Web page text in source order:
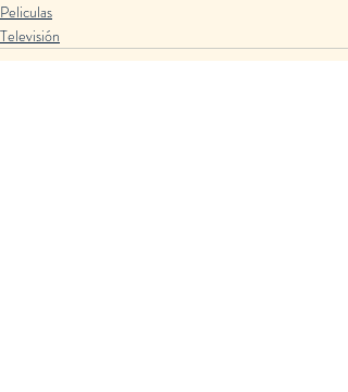
Peliculas
Televisión